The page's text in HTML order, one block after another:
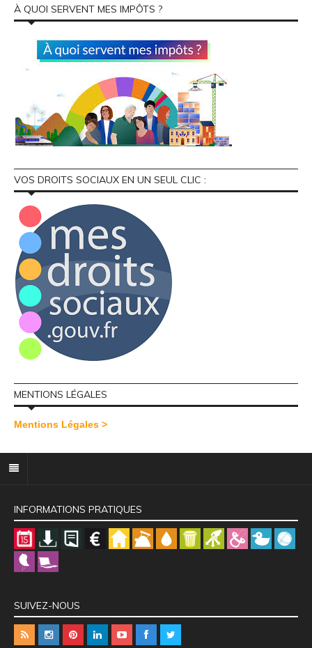
À QUOI SERVENT MES IMPÔTS ?
VOS DROITS SOCIAUX EN UN SEUL CLIC :
MENTIONS LÉGALES
Mentions Légales >
INFORMATIONS PRATIQUES
SUIVEZ-NOUS